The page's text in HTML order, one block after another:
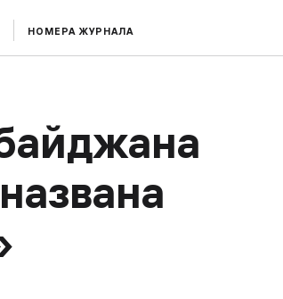
НОМЕРА ЖУРНАЛА